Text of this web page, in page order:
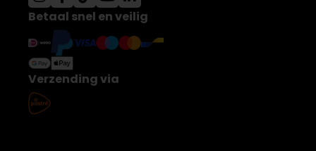
Betaal snel en veilig
Verzending via